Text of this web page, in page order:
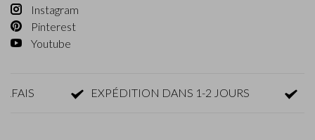
Instagram
Pinterest
Youtube
EXPÉDITION DANS 1-2 JOURS